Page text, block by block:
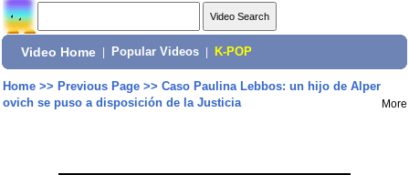
Video Home Popular Videos K-POP
Home>> Previous Page>> Caso Paulina Lebbos: un hijo de Alper
ovich se puso a disposición de la Justicia
More